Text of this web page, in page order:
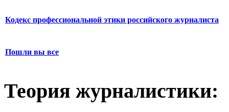
Кодекс профессиональной этики российского журналиста
Пошли вы все
Теория журналистики: